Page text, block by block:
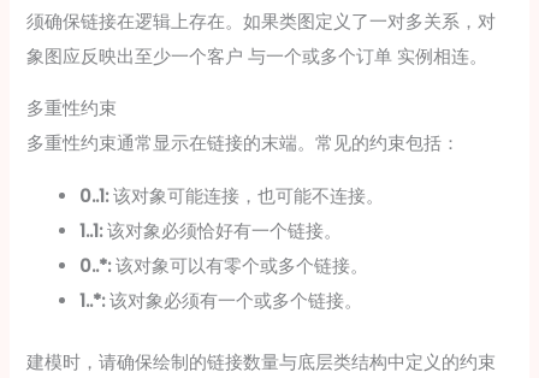
须确保链接在逻辑上存在。如果类图定义了一对多关系，对
象图应反映出至少一个客户 与一个或多个订单 实例相连。
多重性约束
多重性约束通常显示在链接的末端。常见的约束包括：
0..1:该对象可能连接，也可能不连接。
1..1:该对象必须恰好有一个链接。
0..*:该对象可以有零个或多个链接。
1..*:该对象必须有一个或多个链接。
建模时，请确保绘制的链接数量与底层类结构中定义的约束